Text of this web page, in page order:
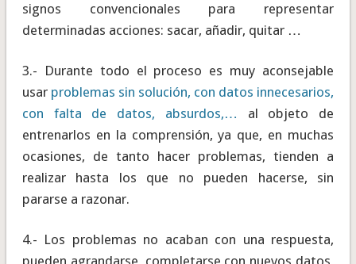
signos convencionales para representar
determinadas acciones: sacar, añadir, quitar …
3.- Durante todo el proceso es muy aconsejable
usar problemas sin solución, con datos innecesarios,
con falta de datos, absurdos,… al objeto de
entrenarlos en la comprensión, ya que, en muchas
ocasiones, de tanto hacer problemas, tienden a
realizar hasta los que no pueden hacerse, sin
pararse a razonar.
4.- Los problemas no acaban con una respuesta,